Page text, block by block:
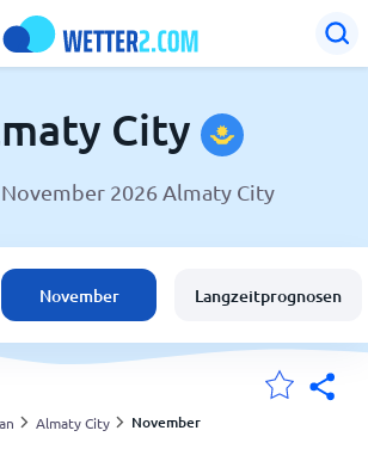
City
City
2026 Almaty City
November Langzeitprognosen
Almaty City November